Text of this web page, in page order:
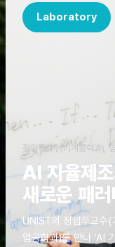
Laboratory
정임두교수(기계공학과),
AI 자율제
새로운 패
UNIST의 정임두교수
업공학과)를 만나 ‘AI